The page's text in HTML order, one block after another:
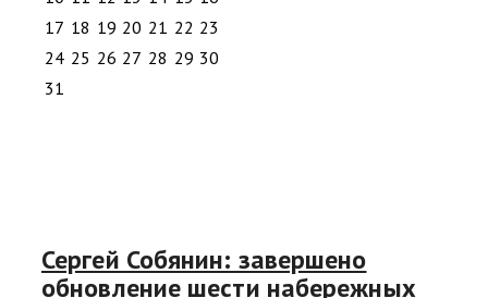
17 18 19 20 21 22 23
24 25 26 27 28 29 30
31
Сергей Собянин: завершено
обновление шести набережных